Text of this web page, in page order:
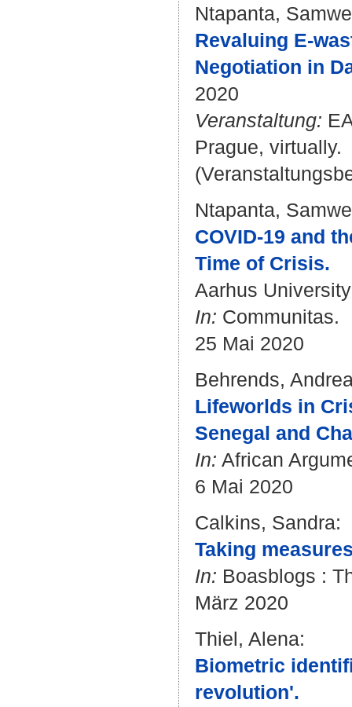
Ntapanta,
Revaluing E-
Negotiation in
2020
Veranstaltung:
Prague, virtually.
Ntapanta,
COVID-19 and
Time of Crisis.
Aarhus
In: Communitas.
25 Mai 2020
Behrends,
Lifeworlds in
Senegal and
In: African
6 Mai 2020
Calkins, Sandra:
Taking
In: Boasblogs :
März 2020
Thiel, Alena:
Biometric
revolution'.